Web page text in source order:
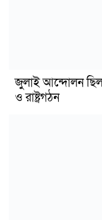
জুলাই আন্দোলন ছিল
ও রাষ্ট্রগঠন